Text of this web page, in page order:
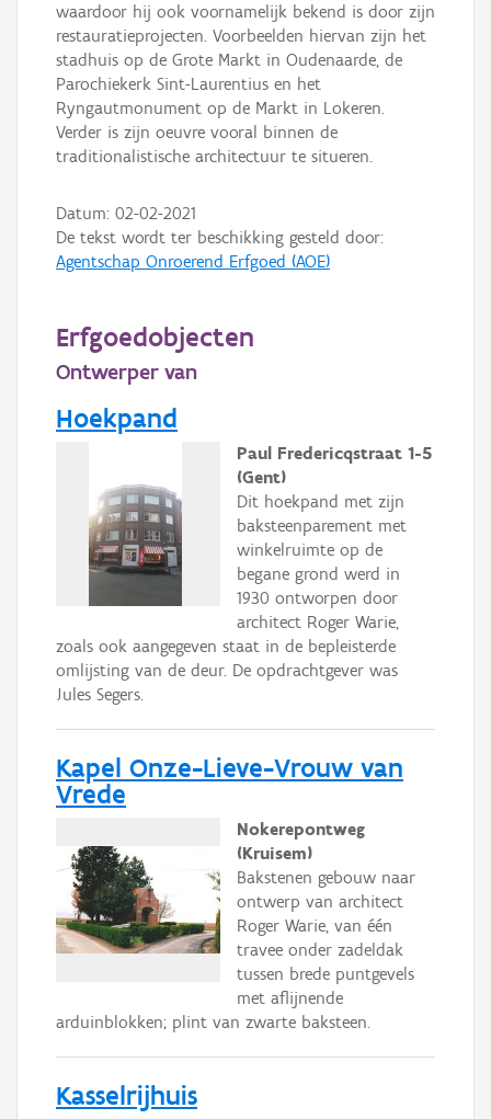
waardoor hij ook voornamelijk bekend is door zijn
restauratieprojecten. Voorbeelden hiervan zijn het
stadhuis op de Grote Markt in Oudenaarde, de
Parochiekerk Sint-Laurentius en het
Ryngautmonument op de Markt in Lokeren.
Verder is zijn oeuvre vooral binnen de
traditionalistische architectuur te situeren.
Datum: 02-02-2021
De tekst wordt ter beschikking gesteld door:
Agentschap Onroerend Erfgoed (AOE)
Erfgoedobjecten
Ontwerper van
Hoekpand
Paul Fredericqstraat 1-5
(Gent)
Dit hoekpand met zijn
baksteenparement met
winkelruimte op de
begane grond werd in
1930 ontworpen door
architect Roger Warie,
zoals ook aangegeven staat in de bepleisterde
omlijsting van de deur. De opdrachtgever was
Jules Segers.
Kapel Onze-Lieve-Vrouw van
Vrede
Nokerepontweg
(Kruisem)
Bakstenen gebouw naar
ontwerp van architect
Roger Warie, van één
travee onder zadeldak
tussen brede puntgevels
met aflijnende
arduinblokken; plint van zwarte baksteen.
Kasselrijhuis